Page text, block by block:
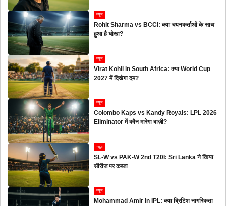
न्यूज
Rohit Sharma vs BCCI: क्या चयनकर्ताओं के साथ
हुआ है धोखा?
न्यूज
Virat Kohli in South Africa: क्या World Cup
2027 में दिखेगा दम?
न्यूज
Colombo Kaps vs Kandy Royals: LPL 2026
Eliminator में कौन मारेगा बाज़ी?
न्यूज
SL-W vs PAK-W 2nd T20I: Sri Lanka ने किया
सीरीज पर कब्जा
न्यूज
Mohammad Amir in IPL: क्या ब्रिटिश नागरिकता